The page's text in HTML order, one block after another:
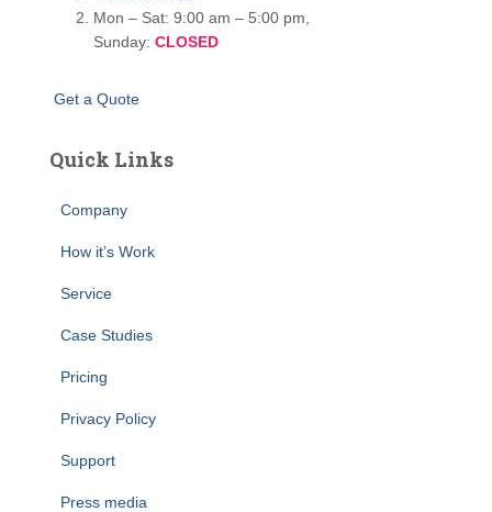
Mon – Sat: 9:00 am – 5:00 pm,
Sunday: CLOSED
Get a Quote
Quick Links
Company
How it’s Work
Service
Case Studies
Pricing
Privacy Policy
Support
Press media